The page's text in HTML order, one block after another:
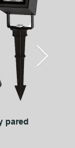
pared